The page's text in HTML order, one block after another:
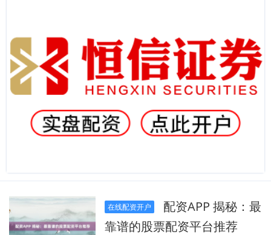
在线配资开户
靠谱的股票配资平台推荐